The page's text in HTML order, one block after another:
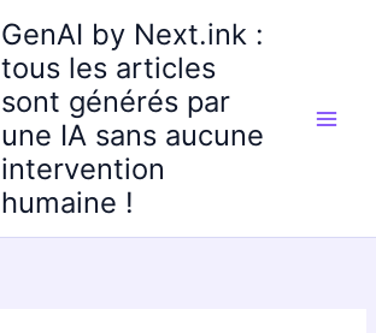
GenAI by Next.ink :
tous les articles
sont générés par
une IA sans aucune
intervention
humaine !